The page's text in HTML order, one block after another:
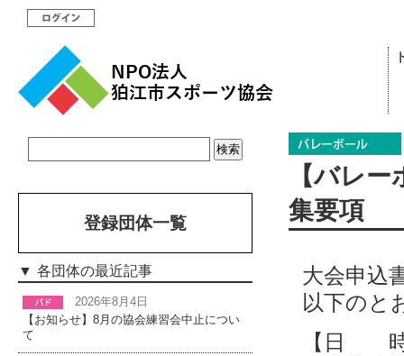
【バレ
集要項
大会申込
以下のと
【日 時
登録団体一覧
各団体の最近記事
2026年8月4日
【お知らせ】8月の協会練習会中止につい
て